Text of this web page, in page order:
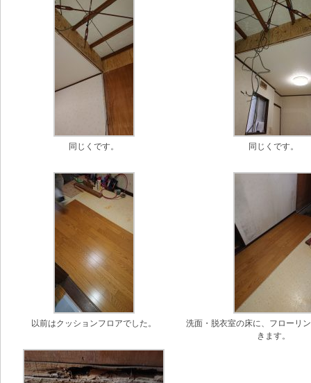
同じくです。 同じくです。
以前はクッションフロアでした。
洗面・脱衣室の床に、フローリ
きます。